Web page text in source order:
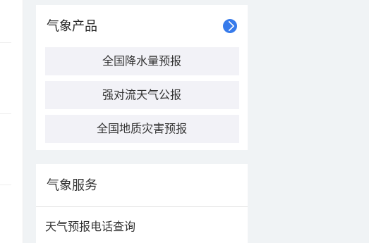
气象产品
全国降水量预报
强对流天气公报
全国地质灾害预报
气象服务
天气预报电话查询